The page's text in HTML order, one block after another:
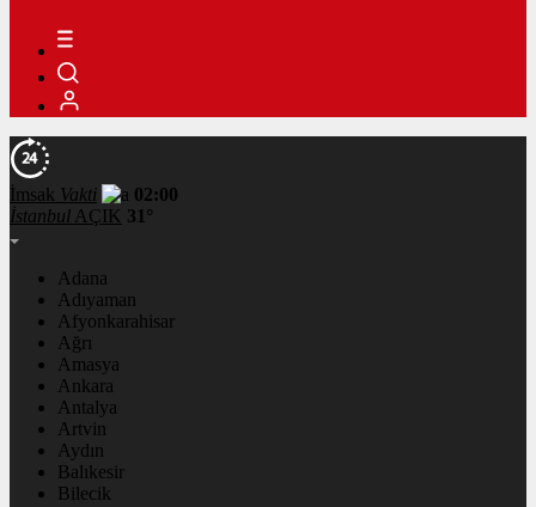
İmsak Vakti
02:00
İstanbul AÇIK 31°
Adana
Adıyaman
Afyonkarahisar
Ağrı
Amasya
Ankara
Antalya
Artvin
Aydın
Balıkesir
Bilecik